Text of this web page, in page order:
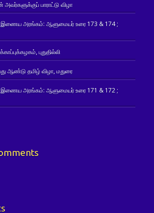
அவர்களுக்குப் பாராட்டு விழா
இணைய அரங்கம்: ஆளுமையர் உரை 173 & 174 ;
புதுதில்லி
ஆண்டு தமிழ் விழா, மதுரை
இணைய அரங்கம்: ஆளுமையர் உரை 171 & 172 ;